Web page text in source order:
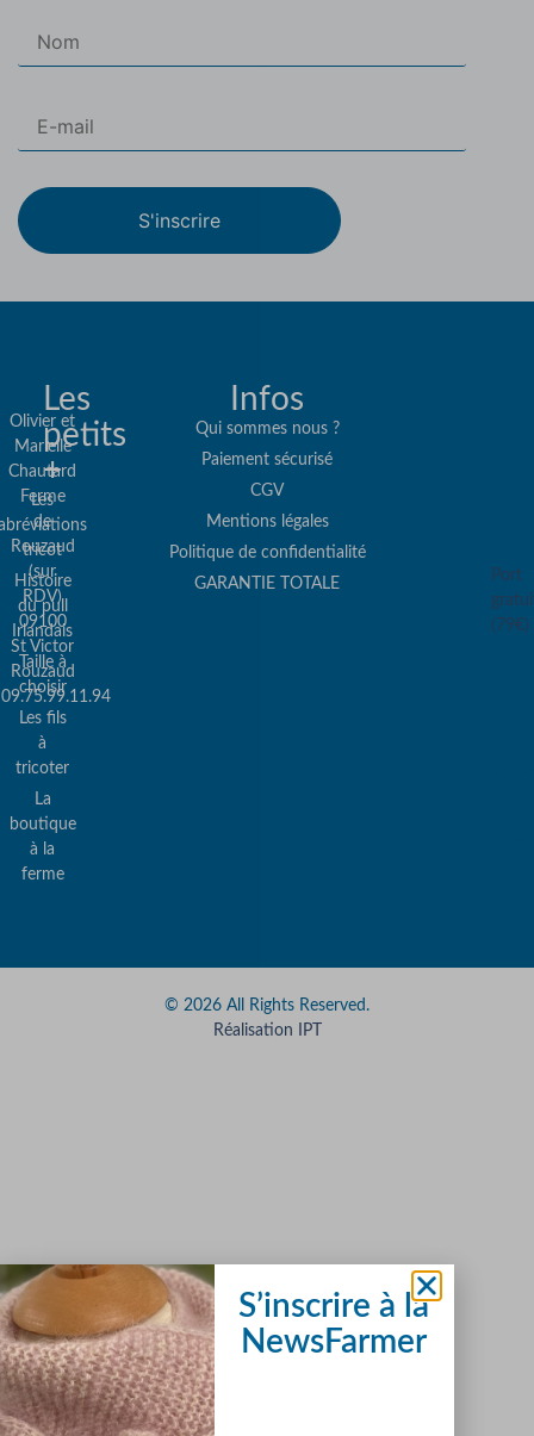
S'inscrire
Olivier et
Marielle
Chautard
Ferme
de
Rouzaud
(sur
RDV)
09100
St Victor
Rouzaud
09.75.99.11.94
Les
petits
+
Les
tricot
Histoire
du pull
Irlandais
Taille à
choisir
Les fils
à
tricoter
La
boutique
à la
ferme
Infos
Qui sommes nous ?
Paiement sécurisé
CGV
Mentions légales
Politique de confidentialité
GARANTIE TOTALE
Port
(79€)
© 2026 All Rights Reserved.
Réalisation IPT
S’inscrire à la
NewsFarmer